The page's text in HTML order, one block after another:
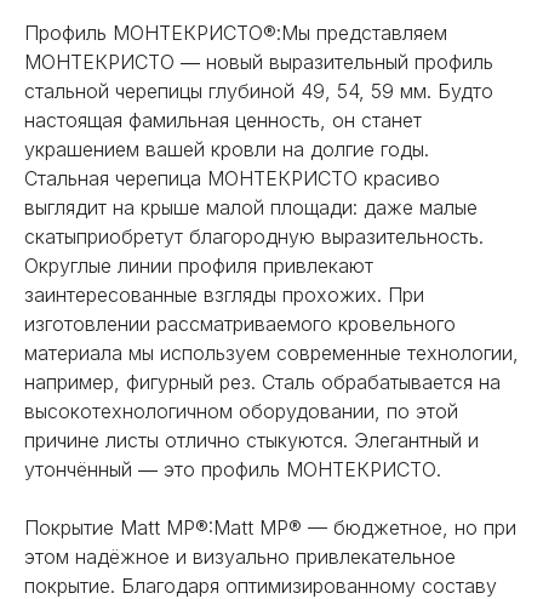
Профиль МОНТЕКРИСТО®:Мы представляем
МОНТЕКРИСТО ― новый выразительный профиль
стальной черепицы глубиной 49, 54, 59 мм. Будто
настоящая фамильная ценность, он станет
украшением вашей кровли на долгие годы.
Стальная черепица МОНТЕКРИСТО красиво
выглядит на крыше малой площади: даже малые
скатыприобретут благородную выразительность.
Округлые линии профиля привлекают
заинтересованные взгляды прохожих. При
изготовлении рассматриваемого кровельного
материала мы используем современные технологии,
например, фигурный рез. Сталь обрабатывается на
высокотехнологичном оборудовании, по этой
причине листы отлично стыкуются. Элегантный и
утончённый ― это профиль МОНТЕКРИСТО.
Покрытие Matt MP®:Matt MP® — бюджетное, но при
этом надёжное и визуально привлекательное
покрытие. Благодаря оптимизированному составу